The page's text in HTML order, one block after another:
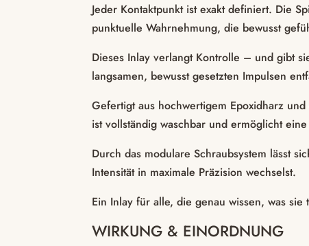
Jeder Kontaktpunkt ist exakt definiert. Die
punktuelle Wahrnehmung, die bewusst
Dieses Inlay verlangt Kontrolle – und gibt
langsamen, bewusst gesetzten Impulsen
Gefertigt aus hochwertigem Epoxidharz
ist vollständig waschbar und ermöglicht
Durch das modulare Schraubsystem lässt
Intensität in maximale Präzision wechselst.
Ein Inlay für alle, die genau wissen, was
WIRKUNG & EINORDNUNG